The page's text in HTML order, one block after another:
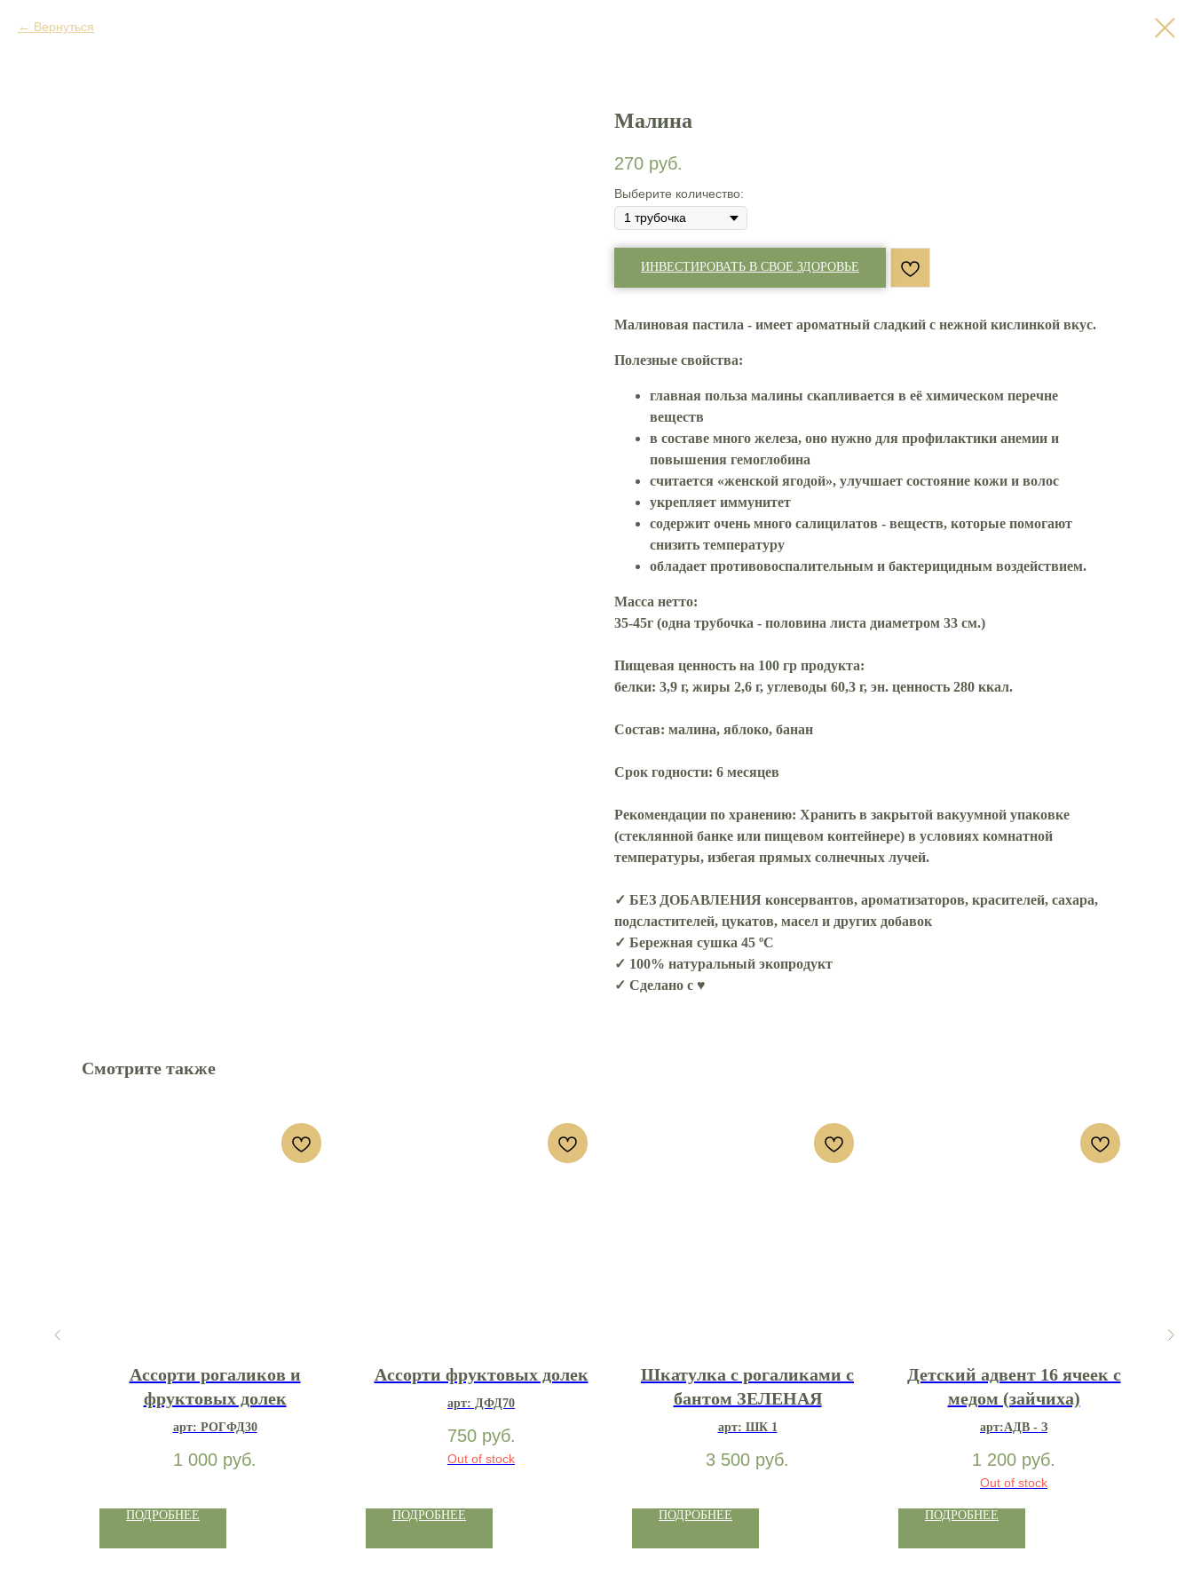
Вернуться
Малина
270 руб.
Выберите количество:
ИНВЕСТИРОВАТЬ В СВОЕ ЗДОРОВЬЕ
Малиновая пастила - имеет ароматный сладкий с нежной кислинкой вкус.
Полезные свойства:
главная польза малины скапливается в её химическом перечне
веществ
в составе много железа, оно нужно для профилактики анемии и
повышения гемоглобина
считается «женской ягодой», улучшает состояние кожи и волос
укрепляет иммунитет
содержит очень много салицилатов - веществ, которые помогают
снизить температуру
обладает противовоспалительным и бактерицидным воздействием.
Масса нетто:
35-45г (одна трубочка - половина листа диаметром 33 см.)
Пищевая ценность на 100 гр продукта:
белки: 3,9 г, жиры 2,6 г, углеводы 60,3 г, эн. ценность 280 ккал.
Состав: малина, яблоко, банан
Срок годности: 6 месяцев
Рекомендации по хранению: Хранить в закрытой вакуумной упаковке
(стеклянной банке или пищевом контейнере) в условиях комнатной
температуры, избегая прямых солнечных лучей.
✓ БЕЗ ДОБАВЛЕНИЯ консервантов, ароматизаторов, красителей, сахара,
подсластителей, цукатов, масел и других добавок
✓ Бережная сушка 45 ºС
✓ 100% натуральный экопродукт
✓ Сделано с ♥
Смотрите также
Ассорти рогаликов и
фруктовых долек
арт: РОГФД30
1 000 руб.
ПОДРОБНЕЕ
Ассорти фруктовых долек
арт: ДФД70
750 руб.
Out of stock
ПОДРОБНЕЕ
Шкатулка с рогаликами с
бантом ЗЕЛЕНАЯ
арт: ШК 1
3 500 руб.
ПОДРОБНЕЕ
Детский адвент 16 ячеек с
медом (зайчиха)
арт:АДВ - З
1 200 руб.
Out of stock
ПОДРОБНЕЕ